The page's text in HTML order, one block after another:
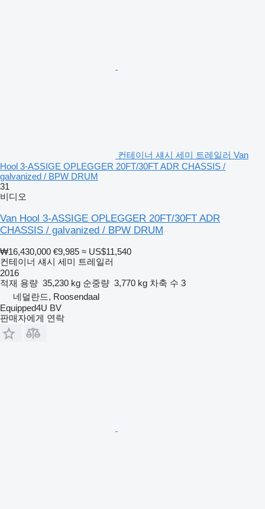
컨테이너 섀시 세미 트레일러 Van
Hool 3-ASSIGE OPLEGGER 20FT/30FT ADR CHASSIS /
galvanized / BPW DRUM
31
비디오
Van Hool 3-ASSIGE OPLEGGER 20FT/30FT ADR
CHASSIS / galvanized / BPW DRUM
₩16,430,000 €9,985 ≈ US$11,540
컨테이너 섀시 세미 트레일러
2016
적재 용량 35,230 kg 순중량 3,770 kg 차축 수 3
네덜란드, Roosendaal
Equipped4U BV
판매자에게 연락